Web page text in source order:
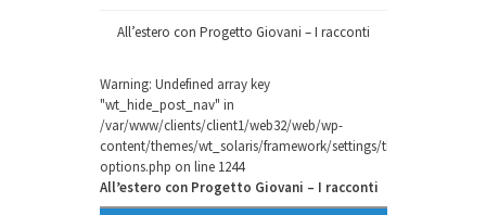
All’estero con Progetto Giovani – I racconti
Warning: Undefined array key
"wt_hide_post_nav" in
/var/www/clients/client1/web32/web/wp-
content/themes/wt_solaris/framework/settings/theme-
options.php on line 1244
All’estero con Progetto Giovani – I racconti